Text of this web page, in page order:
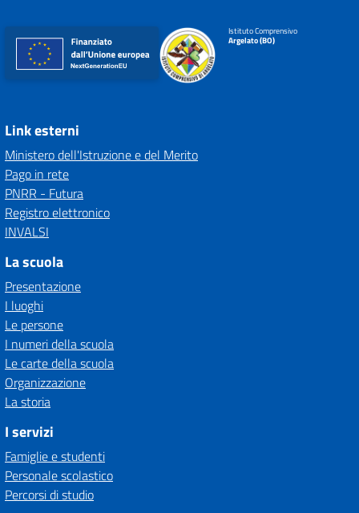
Istituto Comprensivo
Argelato (BO)
Link esterni
Ministero dell'Istruzione e del Merito
Pago in rete
PNRR - Futura
Registro elettronico
INVALSI
La scuola
Presentazione
I luoghi
Le persone
I numeri della scuola
Le carte della scuola
Organizzazione
La storia
I servizi
Famiglie e studenti
Personale scolastico
Percorsi di studio